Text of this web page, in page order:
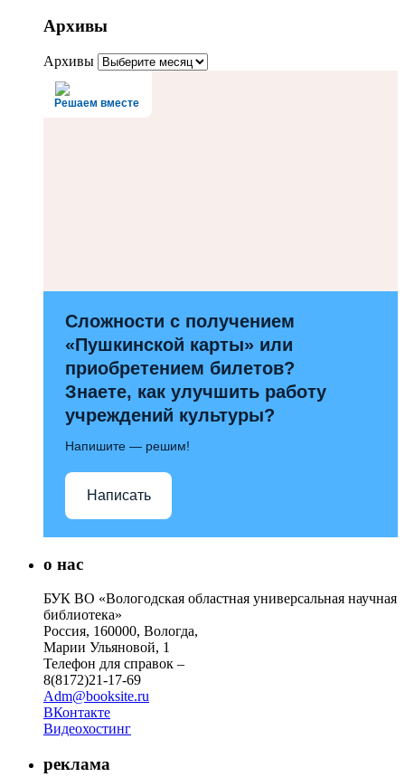
Архивы
Архивы
Решаем вместе
Сложности с получением
«Пушкинской карты» или
приобретением билетов?
Знаете, как улучшить работу
учреждений культуры?
Напишите — решим!
Написать
о нас
БУК ВО «Вологодская областная универсальная научная
библиотека»
Россия, 160000, Вологда,
Марии Ульяновой, 1
Телефон для справок –
8(8172)21-17-69
Adm@booksite.ru
ВКонтакте
Видеохостинг
реклама